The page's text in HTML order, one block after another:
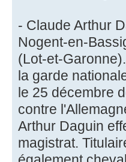
- Claude Arthur
Nogent-en-
(Lot-et-
la garde
le 25 décembre
contre
Arthur Daguin
magistrat.